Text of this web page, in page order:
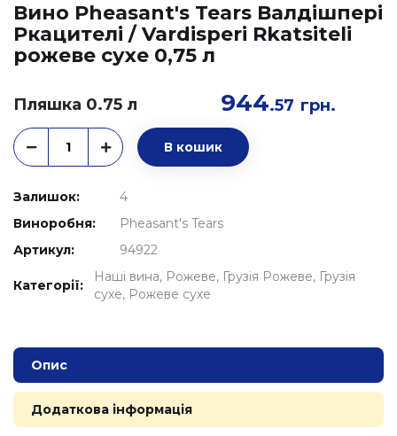
Вино Pheasant's Tears Валдішпері
Ркацителі / Vardisperi Rkatsiteli
рожеве сухе 0,75 л
Пляшка 0.75 л 944.57 грн.
В кошик
Залишок:
4
Виноробня:
Pheasant's Tears
Артикул:
94922
Категорії:
Наші вина Рожеве Грузія Рожеве Грузія
сухе Рожеве сухе
Опис
Додаткова інформація